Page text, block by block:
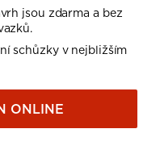
jsou zdarma a bez
schůzky v nejbližším
ONLINE